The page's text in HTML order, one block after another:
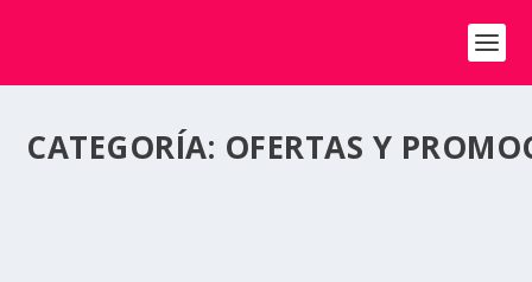
CATEGORÍA: OFERTAS Y